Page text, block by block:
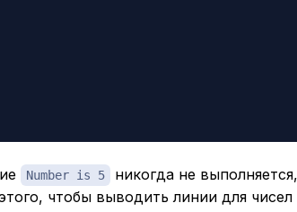
Number is 5
никогда не
чтобы выводить линии для